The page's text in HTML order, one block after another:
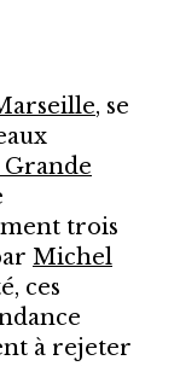
, se
Grande
trois
Michel
ces
à rejeter